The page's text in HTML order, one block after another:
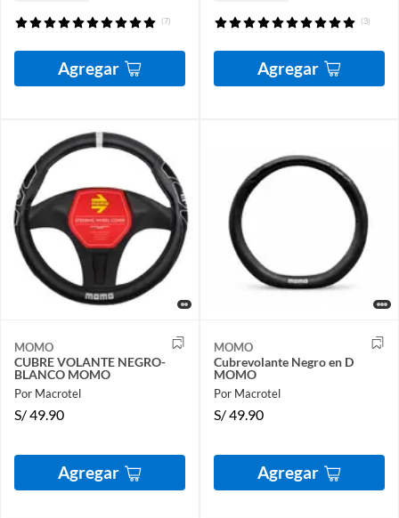
(7)
Agregar
(3)
Agregar
MOMO
CUBRE VOLANTE NEGRO-
BLANCO MOMO
Por Macrotel
S/49.90
Agregar
MOMO
Cubrevolante Negro en D
MOMO
Por Macrotel
S/49.90
Agregar